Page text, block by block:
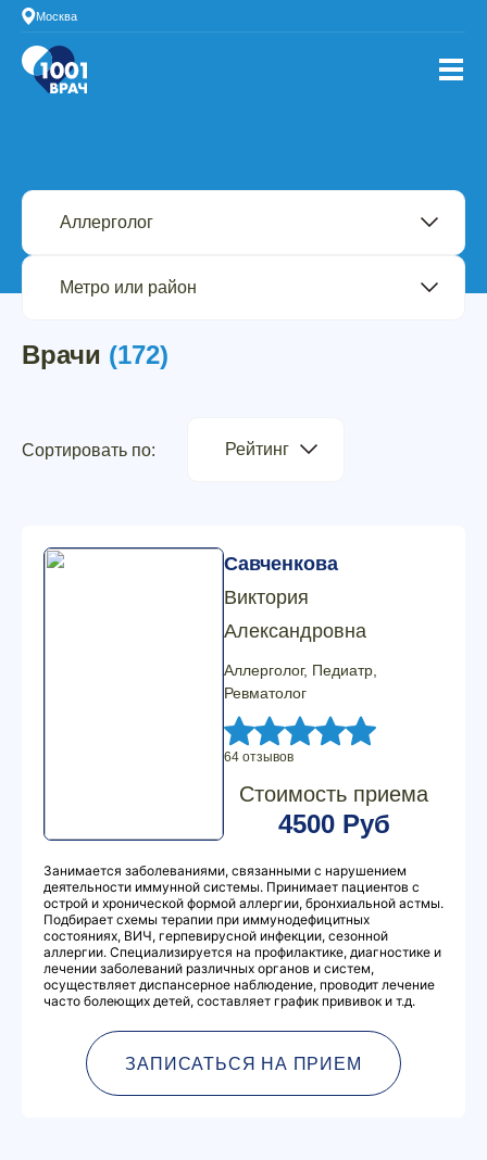
Москва
Врачи (172)
Сортировать по: Рейтинг
Савченкова
Виктория
Александровна
Аллерголог, Педиатр,
Ревматолог
64 отзывов
Стоимость приема
4500 Руб
Занимается заболеваниями, связанными с нарушением
деятельности иммунной системы. Принимает пациентов с
острой и хронической формой аллергии, бронхиальной астмы.
Подбирает схемы терапии при иммунодефицитных
состояниях, ВИЧ, герпевирусной инфекции, сезонной
аллергии. Специализируется на профилактике, диагностике и
лечении заболеваний различных органов и систем,
осуществляет диспансерное наблюдение, проводит лечение
часто болеющих детей, составляет график прививок и т.д.
ЗАПИСАТЬСЯ НА ПРИЕМ